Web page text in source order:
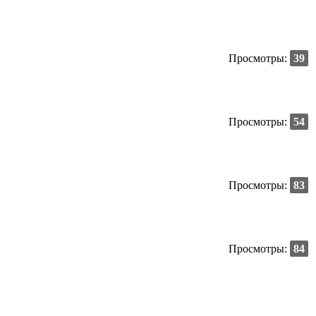
Просмотры: 39
Просмотры: 54
Просмотры: 83
Просмотры: 84